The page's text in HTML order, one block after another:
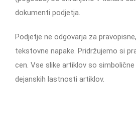
dokumenti podjetja.
Podjetje ne odgovarja za
tekstovne napake. Pridržujemo si
cen. Vse slike artiklov so
dejanskih lastnosti artiklov.